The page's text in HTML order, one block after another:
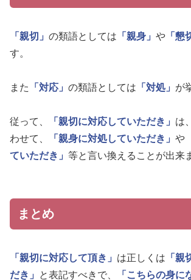
「親切」 の類語としては 「親身」 や 「懇
す。
また 「対応」 の類語としては 「対処」 が
従って、 「親切に対応していただき」 は
わせて、
「親身に対処していただき」 や
ていただき」 等と言い換えることが出来
まとめ
「親切に対応して頂き」 は正しくは 「親
だき」
と表記すべきで、
「こちらの身に